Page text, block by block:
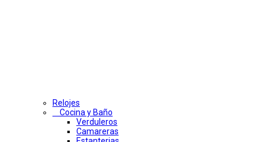
Relojes
Cocina y Baño
Verduleros
Camareras